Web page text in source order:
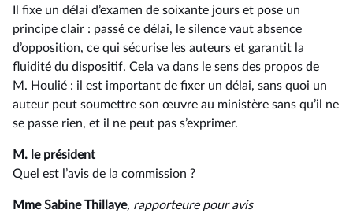
Il fixe un délai d’examen de soixante jours et pose un
principe clair : passé ce délai, le silence vaut absence
d’opposition, ce qui sécurise les auteurs et garantit la
fluidité du dispositif. Cela va dans le sens des propos de
M. Houlié : il est important de fixer un délai, sans quoi un
auteur peut soumettre son œuvre au ministère sans qu’il ne
se passe rien, et il ne peut pas s’exprimer.
M. le président
Quel est l’avis de la commission ?
Mme Sabine Thillaye, rapporteure pour avis